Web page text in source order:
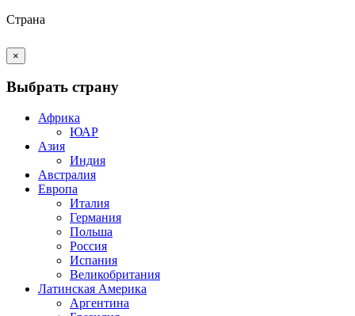
Страна
×
Выбрать страну
Африка
ЮАР
Азия
Индия
Австралия
Европа
Италия
Германия
Польша
Россия
Испания
Великобритания
Латинская Америка
Аргентина